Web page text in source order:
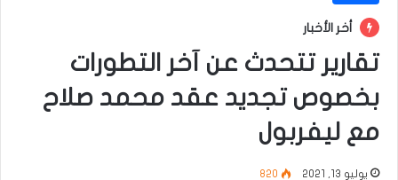
أخر الأخبار
تقارير تتحدث عن آخر التطورات
بخصوص تجديد عقد محمد صلاح
مع ليفربول
يوليو 13, 2021 820